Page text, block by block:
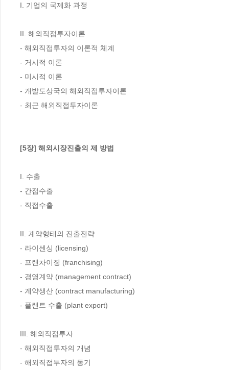
I. 기업의 국제화 과정
II. 해외직접투자이론
- 해외직접투자의 이론적 체계
- 거시적 이론
- 미시적 이론
- 개발도상국의 해외직접투자이론
- 최근 해외직접투자이론
[5장] 해외시장진출의 제 방법
I. 수출
- 간접수출
- 직접수출
II. 계약형태의 진출전략
- 라이센싱 (licensing)
- 프랜차이징 (franchising)
- 경영계약 (management contract)
- 계약생산 (contract manufacturing)
- 플랜트 수출 (plant export)
III. 해외직접투자
- 해외직접투자의 개념
- 해외직접투자의 동기